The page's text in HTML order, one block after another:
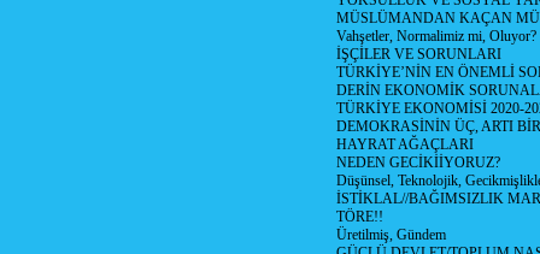
MÜSLÜMANDAN KAÇAN
Vahşetler, Normalimiz mi, Oluyor?
İŞÇİLER VE SORUNLARI
TÜRKİYE’NİN EN ÖNEMLİ
DERİN EKONOMİK
TÜRKİYE EKONOMİSİ 2020-
DEMOKRASİNİN ÜÇ, ARTI
HAYRAT AĞAÇLARI
NEDEN GECİKİİYORUZ?
Düşünsel, Teknolojik,
İSTİKLAL//BAĞIMSIZLIK
TÖRE!!
Üretilmiş, Gündem